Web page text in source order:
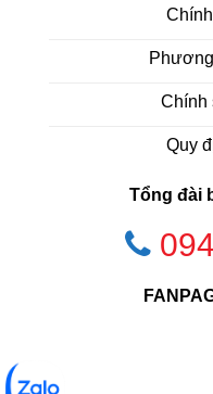
Chính
Quy
Tổng đài